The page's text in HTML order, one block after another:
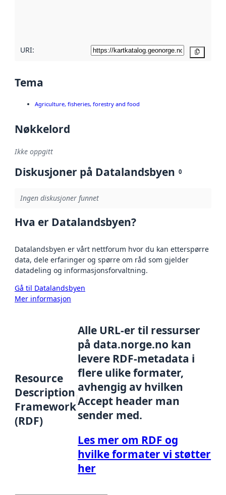
URI:
Tema
Agriculture, fisheries, forestry and food
Nøkkelord
Ikke oppgitt
Diskusjoner på Datalandsbyen 0
Ingen diskusjoner funnet
Hva er Datalandsbyen?
Datalandsbyen er vårt nettforum hvor du kan etterspørre
data, dele erfaringer og spørre om råd som gjelder
datadeling og informasjonsforvaltning.
Gå til Datalandsbyen
Mer informasjon
Resource
Description
Framework
(RDF)
Alle URL-er til ressurser
på data.norge.no kan
levere RDF-metadata i
flere ulike formater,
avhengig av hvilken
Accept header man
sender med.
Les mer om RDF og
hvilke formater vi støtter
her